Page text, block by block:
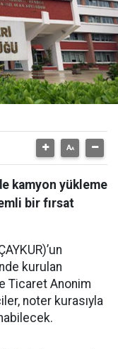
kamyon yükleme
bir fırsat
kurulan
Ticaret Anonim
noter kurasıyla